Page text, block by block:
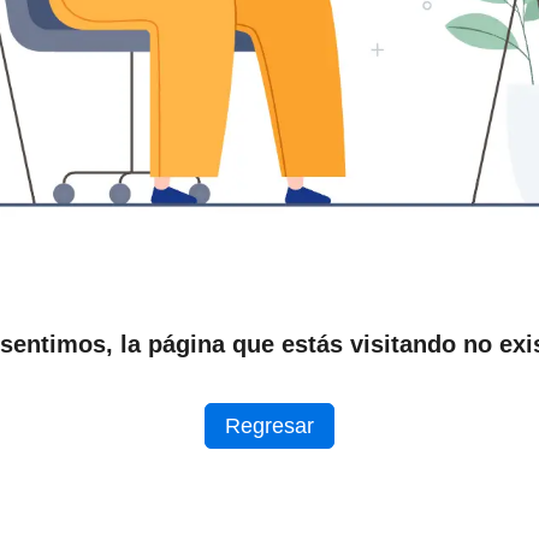
la página que estás visitando no
Regresar